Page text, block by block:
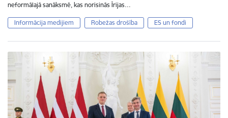
neformālajā sanāksmē, kas norisinās Īrijas…
Informācija medijiem Robežas drošība ES un fondi